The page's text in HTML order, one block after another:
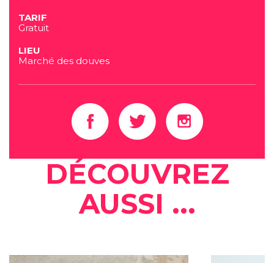
TARIF
Gratuit
LIEU
Marché des douves
DÉCOUVREZ
AUSSI ...